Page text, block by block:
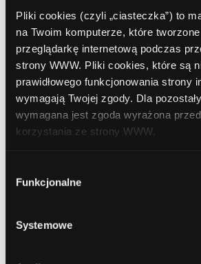
Pliki cookies (czyli „ciasteczka”) to
na Twoim komputerze, które
przeglądarkę internetową podczas
strony WWW. Pliki cookies, które są
prawidłowego funkcjonowania strony
wymagają Twojej zgody. Dla
wymagana jest zgoda wyrażona
korzystania ze strony WWW.
formy korzystania z plików
zgody
Funkcjonalne
Systemowe
konsumenckiego (a takim jest
pozabankowa pożyczka ratalna) w
zawarcia umowy. Mało tego – każda
zawierać dołączony blankiet
Jeśli proponowana tobie umowa nie
dokumentu lub pożyczkodawca
rezygnacji tobie nie przysługuje, nie
usług.
Jak bezpiecznie płacić kartą i